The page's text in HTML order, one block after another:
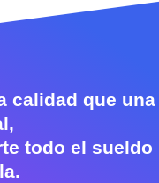
calidad que una
todo el sueldo